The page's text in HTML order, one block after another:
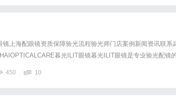
上海配眼镜资质保障验光流程验光师门店案例新闻资讯联系
暮光ILIT眼镜暮光ILIT眼镜是专业验光配镜
有4家门店。以完整验光、正品镜片、透明价格和直营售后为
业度与高性价...
450 10